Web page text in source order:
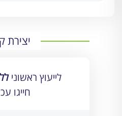
יצירת
לייעוץ ראשוני
חייגו